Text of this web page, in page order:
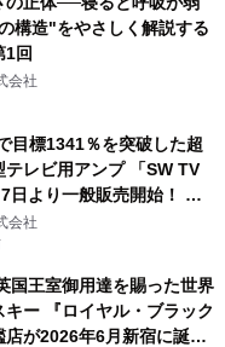
構造"をやさしく解説する
1回
会社
目標1341％を突破した超
テレビ用アンプ 「SW TV
日より一般販売開始！ ケ
なぐだけ、テレビの音が
会社
国王室御用達を賜った世界
キー 『ロイヤル・ブラック
店が2026年6月新宿に誕